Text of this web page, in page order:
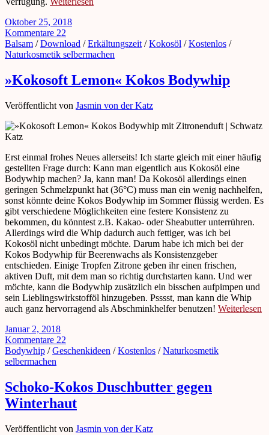
Oktober 25, 2018
Kommentare 22
Balsam /Download /Erkältungszeit/Kokosöl /Kostenlos /
Naturkosmetik selbermachen
»Kokosoft Lemon« Kokos Bodywhip
Veröffentlicht von Jasmin von der Katz
Erst einmal frohes Neues allerseits! Ich starte gleich mit einer häufig
gestellten Frage durch: Kann man eigentlich aus Kokosöl eine
Bodywhip machen? Ja, kann man! Da Kokosöl allerdings einen
geringen Schmelzpunkt hat (36°C) muss man ein wenig nachhelfen,
sonst könnte deine Kokos Bodywhip im Sommer flüssig werden. Es
gibt verschiedene Möglichkeiten eine festere Konsistenz zu
bekommen, du könntest z.B. Kakao- oder Sheabutter unterrühren.
Allerdings wird die Whip dadurch auch fettiger, was ich bei
Kokosöl nicht unbedingt möchte. Darum habe ich mich bei der
Kokos Bodywhip für Beerenwachs als Konsistenzgeber
entschieden. Einige Tropfen Zitrone geben ihr einen frischen,
aktiven Duft, mit dem man so richtig durchstarten kann. Und wer
möchte, kann die Bodywhip zusätzlich ein bisschen aufpimpen und
sein Lieblingswirkstofföl hinzugeben. Psssst, man kann die Whip
auch ganz hervorragend als Abschminkhelfer benutzen! Weiterlesen
Januar 2, 2018
Kommentare 22
Bodywhip /Geschenkideen /Kostenlos /Naturkosmetik
selbermachen
Schoko-Kokos Duschbutter gegen
Winterhaut
Veröffentlicht von Jasmin von der Katz